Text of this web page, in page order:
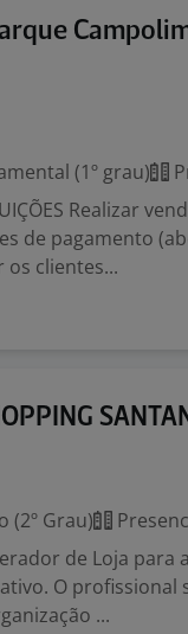
(1º grau)
Realizar
de pagamento
os clientes...
(2º Grau)
de Loja para
O profissional
...